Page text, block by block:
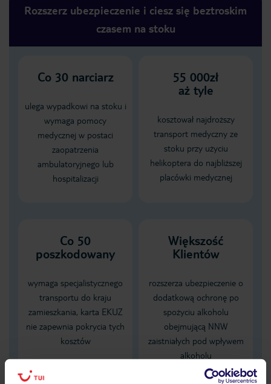
Rozszerz ubezpieczenie i ciesz się beztroskim
czasem na stoku
Co 30 narciarz
ulega wypadkowi na stoku i
wymaga pomocy
medycznej w postaci
zaopatrzenia
ambulatoryjnego lub
hospitalizacji
55 000zł
aż tyle
kosztował najdroższy
transport medyczny ze
stoku przy użyciu
helikoptera do najbliższej
placówki medycznej
Co 50
poszkodowany
wymaga specjalistycznego
transportu do kraju
zamieszkania, karta EKUZ
nie zapewnia pokrycia tych
kosztów
Większość
Klientów
rozszerza ubezpieczenie o
dodatkową ochronę po
spożyciu alkoholu
obejmującą NNW
zaistniałych pod wpływem
alkoholu